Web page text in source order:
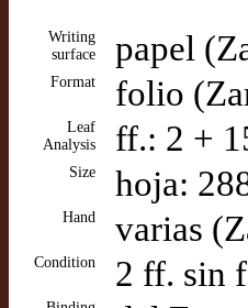
Writing
surface
papel
Format folio
Leaf
Analysis
ff.: 2 +
Size hoja:
Hand varias
Condition 2 ff. sin